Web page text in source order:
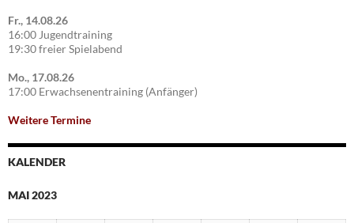
Fr., 14.08.26
16:00 Jugendtraining
19:30 freier Spielabend
Mo., 17.08.26
17:00 Erwachsenentraining (Anfänger)
Weitere Termine
KALENDER
MAI 2023